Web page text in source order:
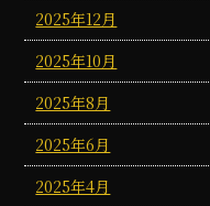
2025年12月
2025年10月
2025年8月
2025年6月
2025年4月